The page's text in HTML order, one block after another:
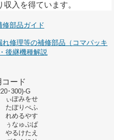
入を得ています。
修部品ガイド
修理等の補修部品（コマパッキ
後継機種解説
ード
･300)-G
ぃぽみをせ
たぽりぺふ
れめるやす
ぅなゅぷぱ
やるけたえ